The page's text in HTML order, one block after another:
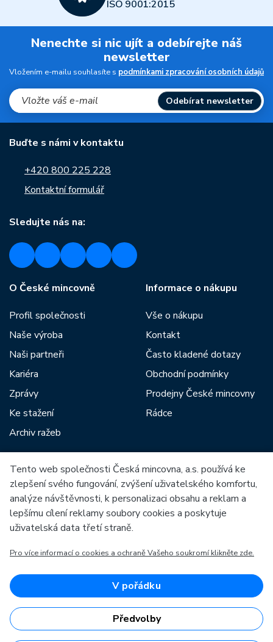
ISO 9001:2015
Nenechte si nic ujít a odebírejte náš
newsletter
Vložením e-mailu souhlasíte s podmínkami zpracování osobních údajů
Odebírat newsletter
Buďte s námi v kontaktu
+420 800 225 228
Kontaktní formulář
Sledujte nás na:
O České mincovně
Profil společnosti
Naše výroba
Naši partneři
Kariéra
Zprávy
Ke stažení
Archiv ražeb
Informace o nákupu
Vše o nákupu
Kontakt
Často kladené dotazy
Obchodní podmínky
Prodejny České mincovny
Rádce
Mezi naše partnery patří:
Evropská unie
OP Podnikání a inovace pro konkurenceschopnost
Evropský fond pro regionální rozvoj
Tento web společnosti Česká mincovna, a.s. používá ke
zlepšení svého fungování, zvýšení uživatelského komfortu,
analýze návštěvnosti, k personalizaci obsahu a reklam a
lepšímu cílení reklamy soubory cookies a poskytuje
uživatelská data třetí straně.
Pro více informací o cookies a ochraně Vašeho soukromí klikněte zde.
V pořádku
Předvolby